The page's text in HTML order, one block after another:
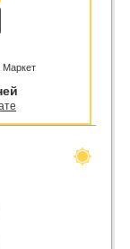
Маркет